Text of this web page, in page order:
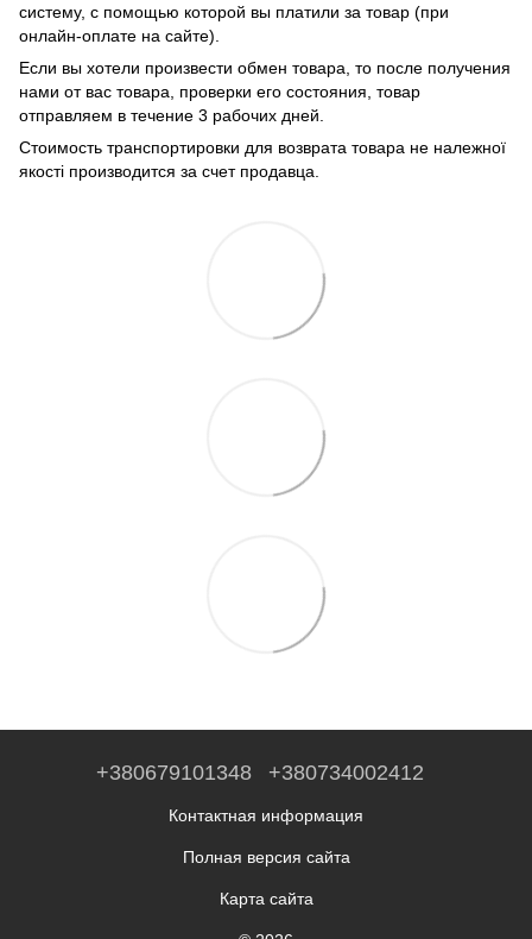
систему, с помощью которой вы платили за товар (при
онлайн-оплате на сайте).
Если вы хотели произвести обмен товара, то после получения
нами от вас товара, проверки его состояния, товар
отправляем в течение 3 рабочих дней.
Стоимость транспортировки для возврата товара не належної
якості производится за счет продавца.
+380679101348 +380734002412
Контактная информация
Полная версия сайта
Карта сайта